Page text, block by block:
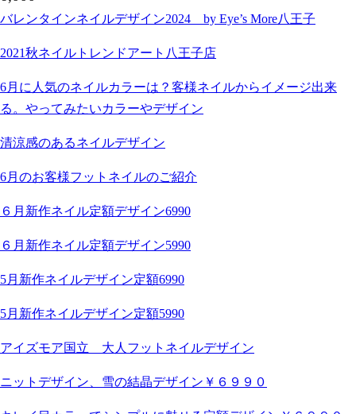
バレンタインネイルデザイン2024 by Eye’s More八王子
2021秋ネイルトレンドアート八王子店
6月に人気のネイルカラーは？客様ネイルからイメージ出来
る。やってみたいカラーやデザイン
清涼感のあるネイルデザイン
6月のお客様フットネイルのご紹介
６月新作ネイル定額デザイン6990
６月新作ネイル定額デザイン5990
5月新作ネイルデザイン定額6990
5月新作ネイルデザイン定額5990
アイズモア国立 大人フットネイルデザイン
ニットデザイン、雪の結晶デザイン￥６９９０